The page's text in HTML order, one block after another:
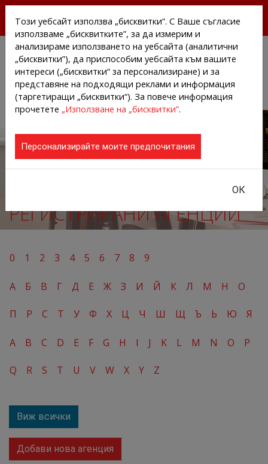
АГЕНЦИИТЕ И КОМПАНИИТЕ
РЕГИСТРИРАНИ АГЕНЦИИ
0 1 2 3 4 5 6 7 8 9
А Б В Г Д Е Ж З И Й К Л М Н О
П Р С Т У Ф Х Ц Ч Ш Щ Ъ Ь Ю Я
A B C D E F G H I J K L M N O P
Q R S T U V W X Y Z
Виж всички
Добави нова агенция
Този уебсайт използва „бисквитки“. С Ваше съгласие
използваме „бисквитките”, за да измерим и
анализираме използването на уебсайта (аналитични
„бисквитки”), да приспособим уебсайта към вашите
интереси („бисквитки“ за персонализиране) и за
представяне на подходящи реклами и информация
(таргетиращи „бисквитки“). За повече информация
прочетете „Използване на „бисквитки”.
Персонализирайте моите предпочитания
ОК